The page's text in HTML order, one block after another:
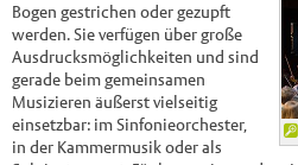
Bogen gestrichen oder gezupft
werden. Sie verfügen über große
Ausdrucksmöglichkeiten und sind
gerade beim gemeinsamen
Musizieren äußerst vielseitig
einsetzbar: im Sinfonieorchester,
in der Kammermusik oder als